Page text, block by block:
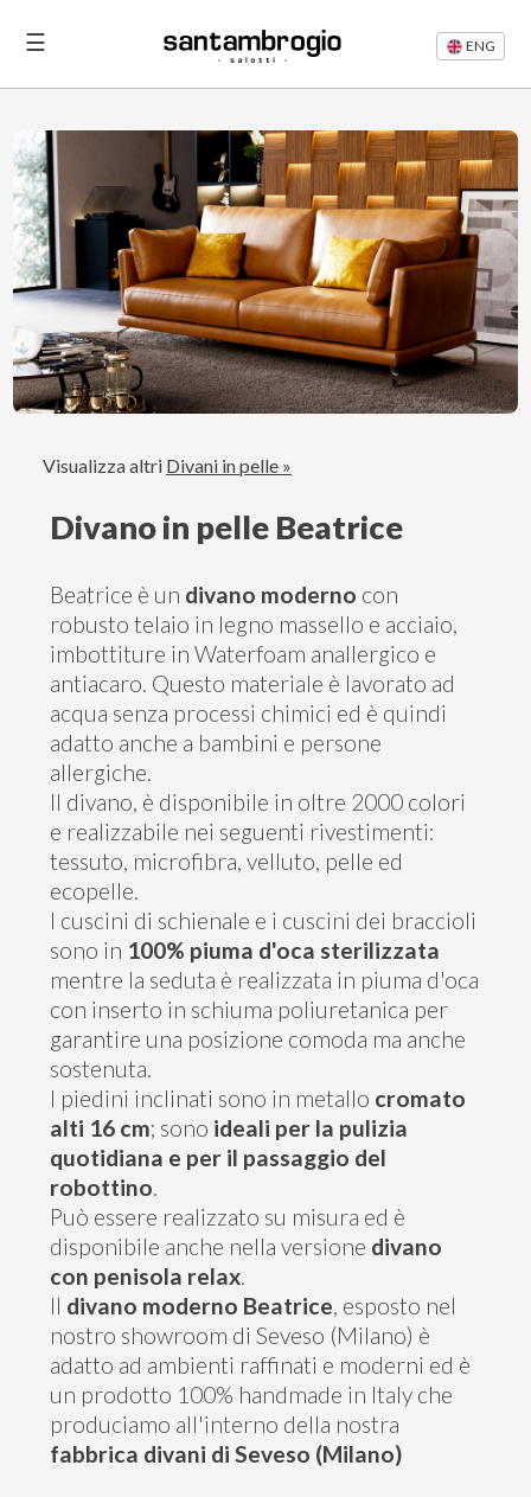
☰
Divani
Rifacimento
Divani
Articoli
Area
Riservata
Contatti
ENG
Visualizza altri Divani in pelle »
Divano in pelle Beatrice
Beatrice è un divano moderno con
robusto telaio in legno massello e acciaio,
imbottiture in Waterfoam anallergico e
antiacaro. Questo materiale è lavorato ad
acqua senza processi chimici ed è quindi
adatto anche a bambini e persone
allergiche.
Il divano, è disponibile in oltre 2000 colori
e realizzabile nei seguenti rivestimenti:
tessuto, microfibra, velluto, pelle ed
ecopelle.
I cuscini di schienale e i cuscini dei braccioli
sono in 100% piuma d'oca sterilizzata
mentre la seduta è realizzata in piuma d'oca
con inserto in schiuma poliuretanica per
garantire una posizione comoda ma anche
sostenuta.
I piedini inclinati sono in metallo cromato
alti 16 cm; sono ideali per la pulizia
quotidiana e per il passaggio del
robottino
Può essere realizzato su misura ed è
disponibile anche nella versione divano
con penisola relax
Il divano moderno Beatrice , esposto nel
nostro showroom di Seveso (Milano) è
adatto ad ambienti raffinati e moderni ed è
un prodotto 100% handmade in Italy che
produciamo all'interno della nostra
fabbrica divani di Seveso (Milano)